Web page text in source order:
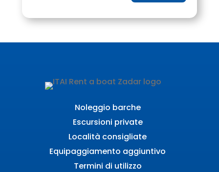
Noleggio barche
Escursioni private
Località consigliate
Equipaggiamento aggiuntivo
Termini di utilizzo